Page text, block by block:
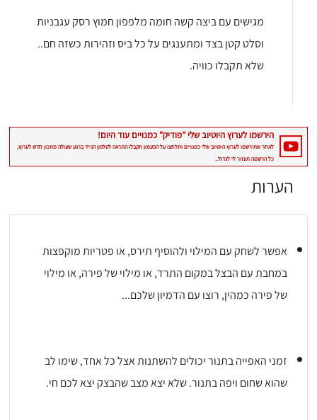
מגישים עם ביצה קשה חומה מלפפון חמוץ רסק עגבניות
וסלט קטן בצד ומתענגים על כל ביס וזהירות כשזה חם..
שלא תקבלו כוויה.
הערות
אפשר לשחק עם המילוי ולהוסיף תירס, או פטריות מוקפצות
במחבת עם הבצל במקום התרד, או מילוי של פירה, או מילוי
של פירה כמהין, רוצו עם הדמיון שלכם...
זמני האפייה בתנור יכולים להשתנות אצל כל אחד, שימו לב
שהוא שחום ויפה בתנור. שלא יצא מצב שהבצק יצא לכם חי.